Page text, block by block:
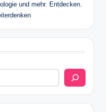
und mehr. Entdecken.